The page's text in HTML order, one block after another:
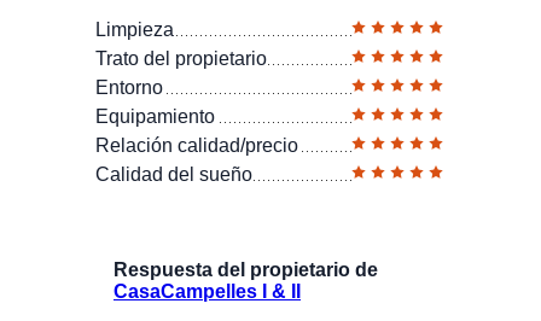
Limpieza
Trato del propietario
Entorno
Equipamiento
Relación calidad/precio
Calidad del sueño
Respuesta del propietario de
CasaCampelles I & II